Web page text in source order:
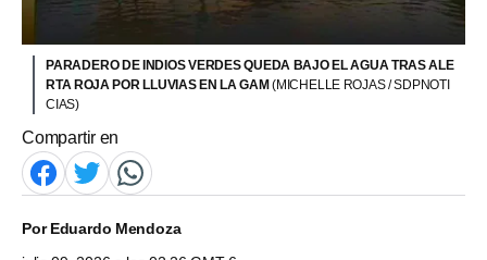
PARADERO DE INDIOS VERDES QUEDA BAJO EL AGUA TRAS ALE
RTA ROJA POR LLUVIAS EN LA GAM(MICHELLE ROJAS / SDPNOTI
CIAS)
Compartir en
PorEduardo Mendoza